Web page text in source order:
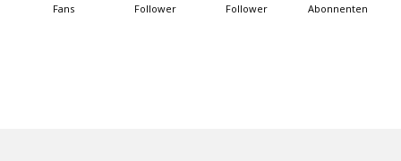
Fans Follower Follower Abonnenten